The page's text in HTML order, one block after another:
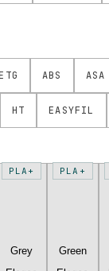
ABS ASA
HT EASYFIL
PLA+
Grey
PLA+
Green